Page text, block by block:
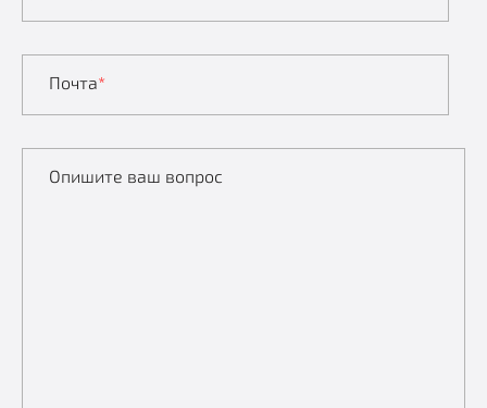
Почта*
Опишите ваш вопрос